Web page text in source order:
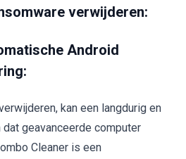
verwijderen:
Android
kan een langdurig en
geavanceerde computer
Cleaner is een